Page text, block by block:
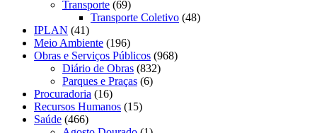
Transporte (69)
Transporte Coletivo (48)
IPLAN (41)
Meio Ambiente (196)
Obras e Serviços Públicos (968)
Diário de Obras (832)
Parques e Praças (6)
Procuradoria (16)
Recursos Humanos (15)
Saúde (466)